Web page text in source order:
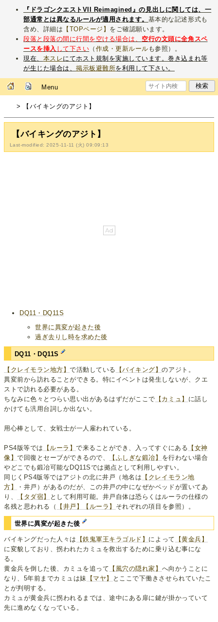
『ドラゴンクエストVII Reimagined』の見出しに関しては、一
部通常とは異なるルールが適用されます。 基本的な記述形式も
含め、詳細は 【TOPページ】 をご確認願います。
段落と段落の間に行間を空ける場合は、 空行の文頭に全角スペ
ースを挿入 して下さい （ 作成・更新ルール も参照）。
現在、 本スレにてホスト規制を実施しています。巻き込まれ等
が生じた場合は、掲示板避難所を利用して下さい。
Menu
> 【バイキングのアジト】
【バイキングのアジト】
Last-modified: 2025-11-11 (火) 09:09:13
DQ11・DQ11S
世界に異変が起きた後
過ぎ去りし時を求めた後
DQ11・DQ11S
【クレイモラン地方】で活動している 【バイキング】のアジト。
異変前から訪れることができる。特にイベントは発生しないが、クエ
ストで訪れる必要がある。
ちなみに色々とつらい思い出があるはずだがここで 【カミュ】 に話し
かけても汎用台詞しか出ない。
用心棒として、女戦士が一人雇われている。
PS4版等では 【ルーラ】で来ることができ、入ってすぐにある 【女神
像】で回復とセーブができるので、 【ふしぎな鍛冶】 を行わない場合
やどこでも鍛冶可能なDQ11Sでは拠点として利用しやすい。
同じくPS4版等ではアジトの北に井戸（地名は 【クレイモラン地
方】
・井戸）があるのだが、この井戸の中になぜかベッドが置いてあ
り、
【タダ宿】
として利用可能。井戸自体は恐らくはルーラの仕様の
名残と思われる（
【井戸】 【ルーラ】 それぞれの項目を参照）。
世界に異変が起きた後
バイキングだった人々は 【鉄鬼軍王キラゴルド】 によって
【黄金兵】
に変貌しており、拐われたカミュを救出するために乗り込む事にな
る。
黄金兵を倒した後、カミュを追って 【風穴の隠れ家】 へ向かうことに
なり、5年前までカミュは妹 【マヤ】
とここで下働きさせられていたこ
とが判明する。
カミュが黄金兵に拐われるまでは、途中にある扉に鍵が掛かっていて
先に進めなくなっている。